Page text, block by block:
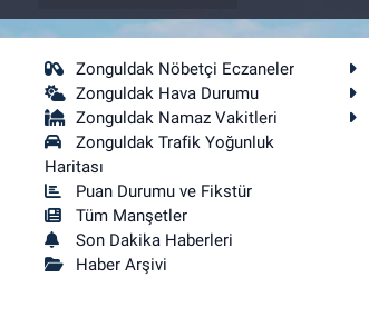
Zonguldak Nöbetçi Eczaneler
Zonguldak Hava Durumu
Zonguldak Namaz Vakitleri
Zonguldak Trafik Yoğunluk
Haritası
Puan Durumu ve Fikstür
Tüm Manşetler
Son Dakika Haberleri
Haber Arşivi